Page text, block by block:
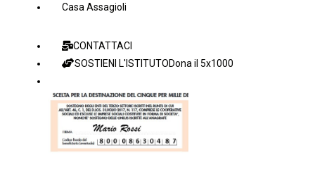
Casa Assagioli
CONTATTACI
SOSTIENI L'ISTITUTODona il 5x1000